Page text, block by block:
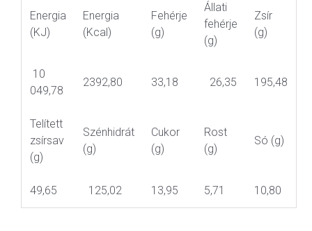
Energia
(KJ)
Energia
(Kcal)
Fehérje
(g)
Állati
fehérje
(g)
Zsír
(g)
10
049,78
2392,80 33,18 26,35 195,48
Telített
zsírsav
(g)
Szénhidrát
(g)
Cukor
(g)
Rost
(g)
Só (g)
49,65 125,02 13,95 5,71 10,80